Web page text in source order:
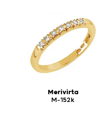
Merivirta
M-152k